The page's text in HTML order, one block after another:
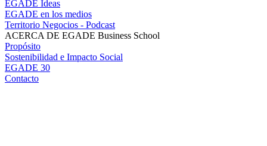
EGADE Ideas
EGADE en los medios
Territorio Negocios - Podcast
ACERCA DE EGADE Business School
Propósito
Sostenibilidad e Impacto Social
EGADE 30
Contacto